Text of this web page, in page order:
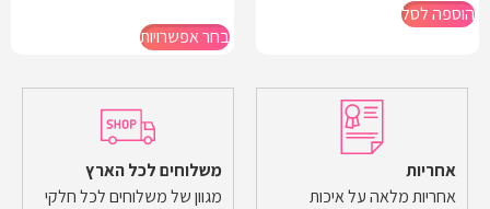
הוספה לסל
בחר אפשרויות
אחריות
אחריות מלאה על איכות
משלוחים לכל הארץ
מגוון של משלוחים לכל חלקי